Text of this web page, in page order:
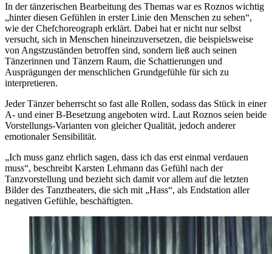
In der tänzerischen Bearbeitung des Themas war es Roznos wichtig
„hinter diesen Gefühlen in erster Linie den Menschen zu sehen“,
wie der Chefchoreograph erklärt. Dabei hat er nicht nur selbst
versucht, sich in Menschen hineinzuversetzen, die beispielsweise
von Angstzuständen betroffen sind, sondern ließ auch seinen
Tänzerinnen und Tänzern Raum, die Schattierungen und
Ausprägungen der menschlichen Grundgefühle für sich zu
interpretieren.
Jeder Tänzer beherrscht so fast alle Rollen, sodass das Stück in einer
A- und einer B-Besetzung angeboten wird. Laut Roznos seien beide
Vorstellungs-Varianten von gleicher Qualität, jedoch anderer
emotionaler Sensibilität.
„Ich muss ganz ehrlich sagen, dass ich das erst einmal verdauen
muss“, beschreibt Karsten Lehmann das Gefühl nach der
Tanzvorstellung und bezieht sich damit vor allem auf die letzten
Bilder des Tanztheaters, die sich mit „Hass“, als Endstation aller
negativen Gefühle, beschäftigten.